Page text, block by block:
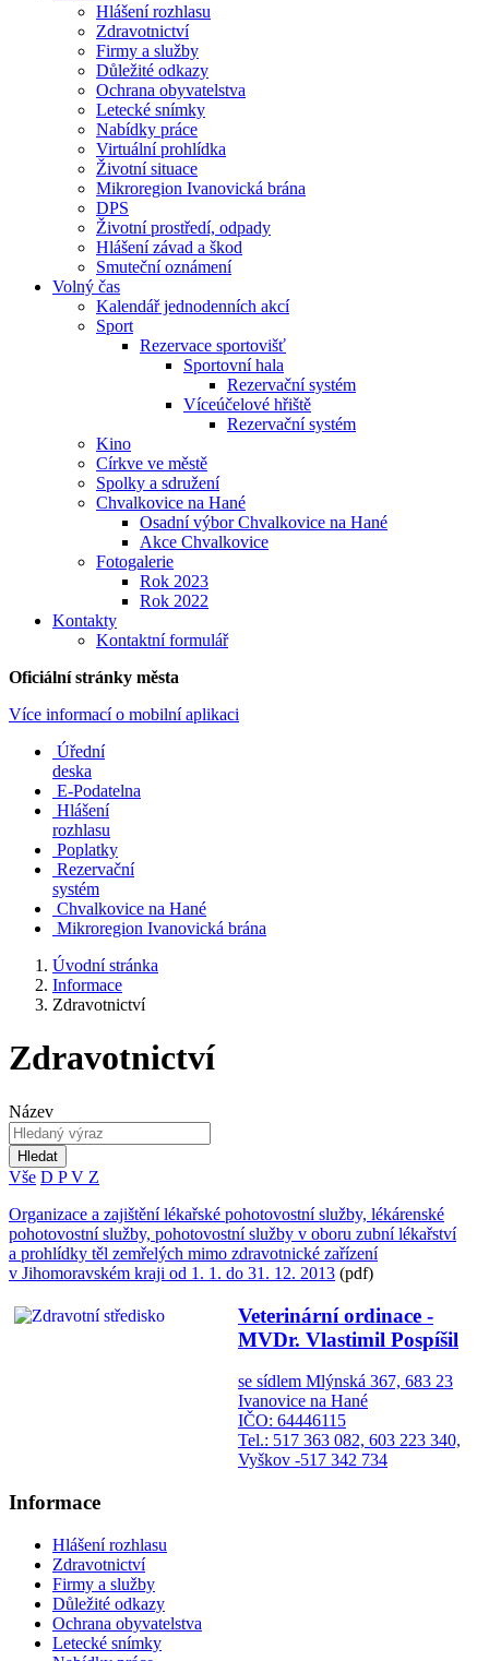
Hlášení rozhlasu
Zdravotnictví
Firmy a služby
Důležité odkazy
Ochrana obyvatelstva
Letecké snímky
Nabídky práce
Virtuální prohlídka
Životní situace
Mikroregion Ivanovická brána
DPS
Životní prostředí, odpady
Hlášení závad a škod
Smuteční oznámení
Volný čas
Kalendář jednodenních akcí
Sport
Rezervace sportovišť
Sportovní hala
Rezervační systém
Víceúčelové hřiště
Rezervační systém
Kino
Církve ve městě
Spolky a sdružení
Chvalkovice na Hané
Osadní výbor Chvalkovice na Hané
Akce Chvalkovice
Fotogalerie
Rok 2023
Rok 2022
Kontakty
Kontaktní formulář
Oficiální stránky města
Více informací o mobilní aplikaci
Úřední
deska
E-Podatelna
Hlášení
rozhlasu
Poplatky
Rezervační
systém
Chvalkovice na Hané
Mikroregion Ivanovická brána
Úvodní stránka
Informace
Zdravotnictví
Zdravotnictví
Název
Hledat
Vše D PV Z
Organizace a zajištění lékařské pohotovostní služby, lékárenské
pohotovostní služby, pohotovostní služby v oboru zubní lékařství
a prohlídky těl zemřelých mimo zdravotnické zařízení
v Jihomoravském kraji od 1. 1. do 31. 12. 2013 (pdf)
Veterinární ordinace -
MVDr. Vlastimil Pospíšil
se sídlem Mlýnská 367, 683 23
Ivanovice na Hané
IČO: 64446115
Tel.: 517 363 082, 603 223 340,
Vyškov -517 342 734
Informace
Hlášení rozhlasu
Zdravotnictví
Firmy a služby
Důležité odkazy
Ochrana obyvatelstva
Letecké snímky